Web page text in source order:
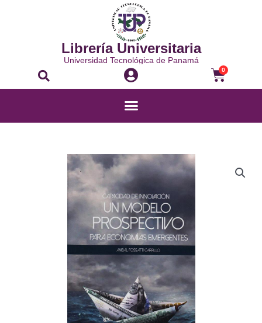
Librería Universitaria
Universidad Tecnológica de Panamá
Buscar 0
Carrito
Menú